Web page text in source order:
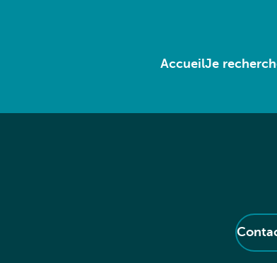
AccueilJe